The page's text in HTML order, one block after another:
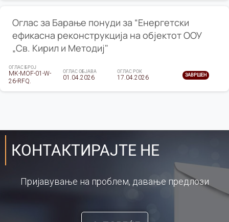
Оглас за Барање понуди за “Енергетски
ефикасна реконструкција на објектот ООУ
„Св. Кирил и Методиј"
ОГЛАС БРОЈ
MK-MOF-01-W-
26-RFQ.
ОГЛАС ОБЈАВА
01.04.2026
ОГЛАС РОК
17.04.2026 ЗАВРШЕН
КОНТАКТИРАЈТЕ НЕ
Пријавување на проблем, давање предлози